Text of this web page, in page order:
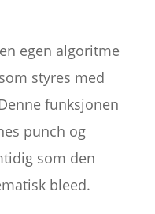
egen algoritme
styres med
funksjonen
punch og
som den
bleed.